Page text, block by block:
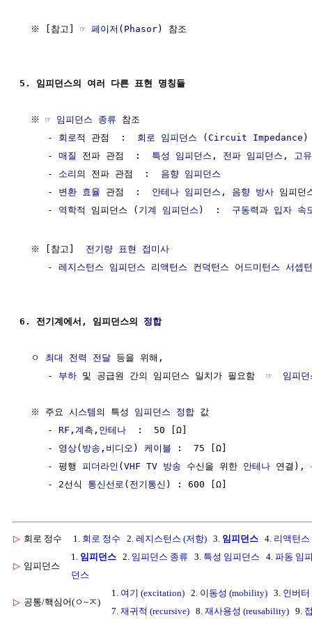
  ※ [참고] ☞
페이저 ( Phasor) 참조
5. 임피던스의 여러 다른 표현 명칭들
  ※ ☞
임피던스 종류 참조
     -
회로 적 관점  : 회로 임피던스 ( Circuit Impedance )
     -
매질 전파 관점  : 특성 임피던스 , 전파 임피던스 ,
고
     -
소리 의 전파 관점  : 음향 임피던스
     -
변환 효율 관점  : 안테나 임피던스 , 음향 방사 임피던
     -
역학적 임피던스 ( 기계 임피던스 )  : 구동력과 입자 속
  ※ [참고]
전기량 표현 접미사
     -
레지스턴스 임피던스 리액턴스 컨덕턴스 어드미턴스 서셉
6. 전기계에서, 임피던스의 정합
  ㅇ
최대 전력 전달 등을 위해,
     -
부하 및 공급원 간의 임피던스 일치가 필요함  ☞ 임피
  ※ 주요
시스템 의 특성 임피던스 정합 값
     -
RF , 계측 , 안테나
  :  50 [Ω]
     -
영상( 방송 , 비디오 ) 케이블 :  75 [Ω]
     - 평행
피더라인 ( VHF TV 방송 수신을 위한 안테나 연결),
     - 2선식
통신선로 ( 전기통신
▷ 회로 정수 1. 회로 정수 2. 레지스턴스 (저항) 3. 임피던스 4. 리액턴스
▷ 임피던스
1. 임피던스 2. 임피던스 종류 3. 특성 임피던스 4. 파동 임
던스
▷ 공통/핵심어(ㅇ~ㅈ)
1. 여기 (excitation) 2. 이동성 (mobility) 3. 인버터
7. 재귀적 (recursive) 8. 재사용성 (reusability) 9.